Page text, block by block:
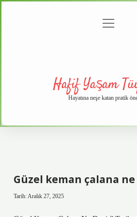
menüyü
Hafif Yaşam
Hayatına neşe katan pratik
Güzel keman çalana
Tarih: Aralık 27, 2025